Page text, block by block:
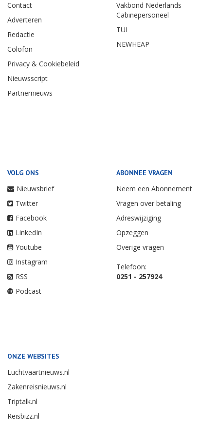
Contact
Adverteren
Redactie
Colofon
Privacy & Cookiebeleid
Nieuwsscript
Partnernieuws
Vakbond Nederlands
Cabinepersoneel
TUI
NEWHEAP
VOLG ONS
Nieuwsbrief
Twitter
Facebook
LinkedIn
Youtube
Instagram
RSS
Podcast
ABONNEE VRAGEN
Neem een Abonnement
Vragen over betaling
Adreswijziging
Opzeggen
Overige vragen
Telefoon:
0251 - 257924
ONZE WEBSITES
Luchtvaartnieuws.nl
Zakenreisnieuws.nl
Triptalk.nl
Reisbizz.nl